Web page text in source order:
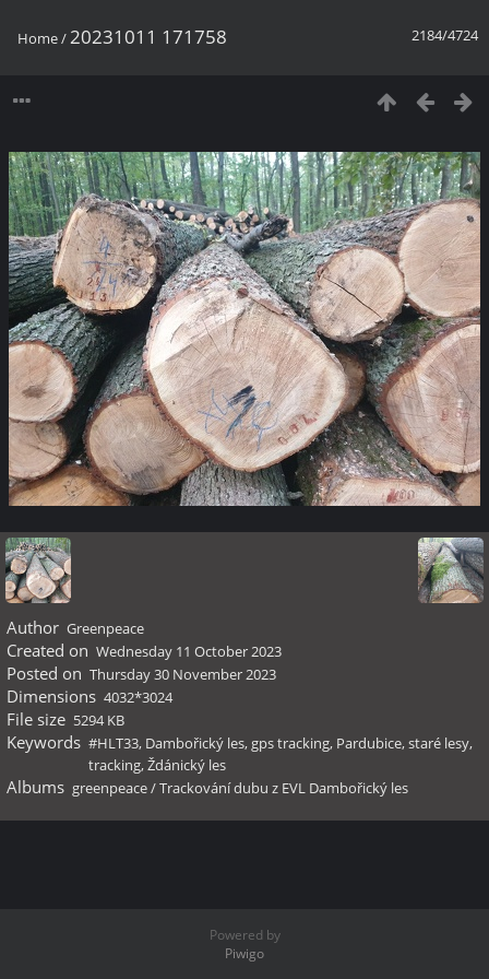
2184/4724
Home/20231011 171758
Author Greenpeace
Created on Wednesday 11 October 2023
Posted on Thursday 30 November 2023
Dimensions 4032*3024
File size 5294 KB
Keywords #HLT33, Dambořický les, gps tracking, Pardubice,staré lesy,
tracking,Ždánický les
Albums greenpeace/Trackování dubu z EVL Dambořický les
Powered by
Piwigo